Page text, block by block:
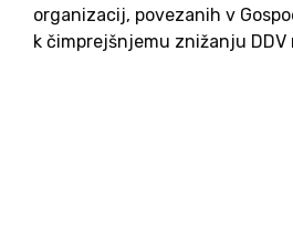
organizacij, povezanih v
k čimprejšnjemu znižanju DDV